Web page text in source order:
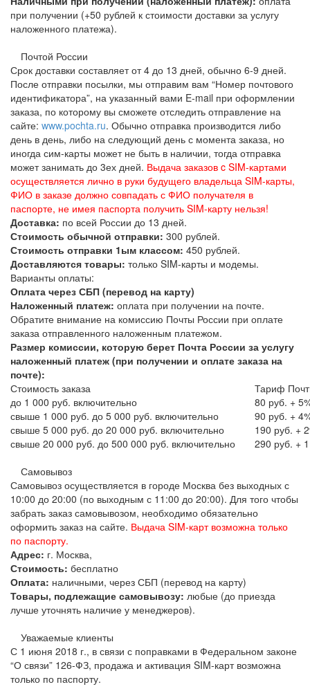
при получении (+50 рублей к стоимости доставки за услугу
наложенного платежа).
Почтой России
Срок доставки составляет от 4 до 13 дней, обычно 6-9 дней.
После отправки посылки, мы отправим вам “Номер почтового
идентификатора”, на указанный вами E-mail при оформлении
заказа, по которому вы сможете отследить отправление на
сайте: www.pochta.ru. Обычно отправка производится либо
день в день, либо на следующий день с момента заказа, но
иногда сим-карты может не быть в наличии, тогда отправка
может занимать до 3ех дней. Выдача заказов c SIM-картами
осуществляется лично в руки будущего владельца SIM-карты,
ФИО в заказе должно совпадать с ФИО получателя в
паспорте, не имея паспорта получить SIM-карту нельзя!
Доставка: по всей России до 13 дней.
Стоимость обычной отправки: 300 рублей.
Стоимость отправки 1ым классом: 450 рублей.
Доставляются товары: только SIM-карты и модемы.
Варианты оплаты:
Оплата через СБП (перевод на карту)
Наложенный платеж: оплата при получении на почте.
Обратите внимание на комиссию Почты России при оплате
заказа отправленного наложенным платежом.
Размер комиссии, которую берет Почта России за услугу
наложенный платеж (при получении и оплате заказа на
почте):
Стоимость заказа
Тариф
до 1 000 руб. включительно
80 руб. +
свыше 1 000 руб. до 5 000 руб. включительно
90 руб. +
свыше 5 000 руб. до 20 000 руб. включительно
190 руб. +
свыше 20 000 руб. до 500 000 руб. включительно
290 руб. +
Самовывоз
Самовывоз осуществляется в городе Москва без выходных с
10:00 до 20:00 (по выходным с 11:00 до 20:00). Для того чтобы
забрать заказ самовывозом, необходимо обязательно
оформить заказ на сайте. Выдача SIM-карт возможна только
по паспорту.
Адрес: г. Москва,
Стоимость: бесплатно
Оплата: наличными, через СБП (перевод на карту)
Товары, подлежащие самовывозу: любые (до приезда
лучше уточнять наличие у менеджеров).
Уважаемые клиенты
С 1 июня 2018 г., в связи с поправками в Федеральном законе
“О связи” 126-ФЗ, продажа и активация SIM-карт возможна
только по паспорту.